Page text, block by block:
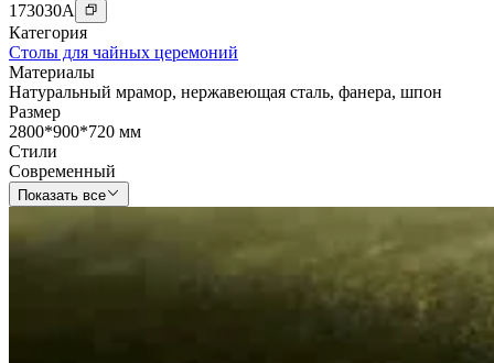
173030A
Категория
Столы для чайных церемоний
Материалы
Натуральный мрамор, нержавеющая сталь, фанера, шпон
Размер
2800*900*720 мм
Стили
Современный
Показать все